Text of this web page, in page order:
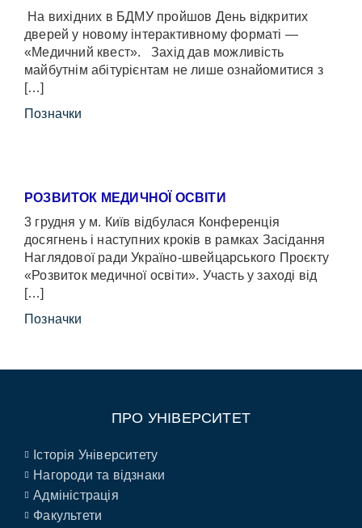
На вихідних в БДМУ пройшов День відкритих
дверей у новому інтерактивному форматі —
«Медичний квест». Захід дав можливість
майбутнім абітурієнтам не лише ознайомитися з
[…]
Позначки
РОЗВИТОК МЕДИЧНОЇ ОСВІТИ
3 грудня у м. Київ відбулася Конференція
досягнень і наступних кроків в рамках Засідання
Наглядової ради Україно-швейцарського Проєкту
«Розвиток медичної освіти». Участь у заході від
[…]
Позначки
ПРО УНІВЕРСИТЕТ
Історія Університету
Нагороди та відзнаки
Адміністрація
Факультети